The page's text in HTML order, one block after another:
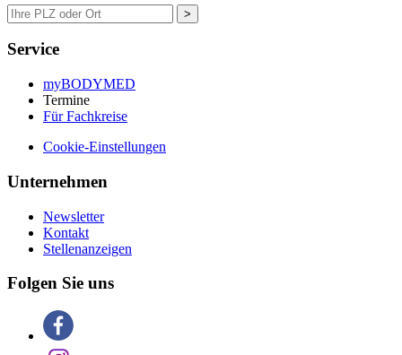
>
Service
myBODYMED
Termine
Für Fachkreise
Cookie-Einstellungen
Unternehmen
Newsletter
Kontakt
Stellenanzeigen
Folgen Sie uns